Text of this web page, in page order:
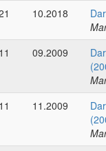
10.2018
09.2009
11.2009